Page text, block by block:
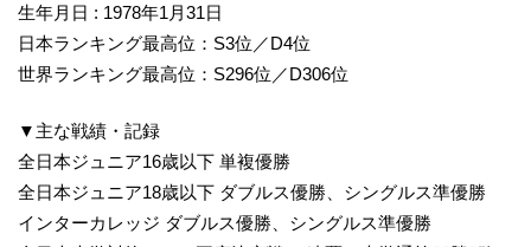
生年月日 : 1978年1月31日
日本ランキング最高位：S3位／D4位
世界ランキング最高位：S296位／D306位
▼主な戦績・記録
全日本ジュニア16歳以下 単複優勝
全日本ジュニア18歳以下 ダブルス優勝、シングルス準優勝
インターカレッジ ダブルス優勝、シングルス準優勝